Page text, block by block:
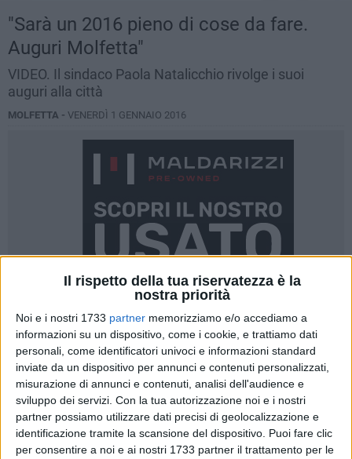
Il rispetto della tua riservatezza è la
nostra priorità
Noi e i nostri 1733 partner memorizziamo e/o accediamo a
informazioni su un dispositivo, come i cookie, e trattiamo dati
personali, come identificatori univoci e informazioni standard
inviate da un dispositivo per annunci e contenuti personalizzati,
misurazione di annunci e contenuti, analisi dell'audience e
sviluppo dei servizi. Con la tua autorizzazione noi e i nostri
partner possiamo utilizzare dati precisi di geolocalizzazione e
identificazione tramite la scansione del dispositivo. Puoi fare clic
per consentire a noi e ai nostri 1733 partner il trattamento per le
"Sarà un 2016 pieno di cose da fare.
Auguri Molfetta"
VIDEO. Il sindaco Paola Natalicchio rivolge i suoi
auguri alla città
MOLFETTA - VENERDÌ 1 GENNAIO 2016
Sono davvero tanti e ambiziosi gli auspici che il sindaco
Paola Natalicchioelenca nel suo discorso di fine anno